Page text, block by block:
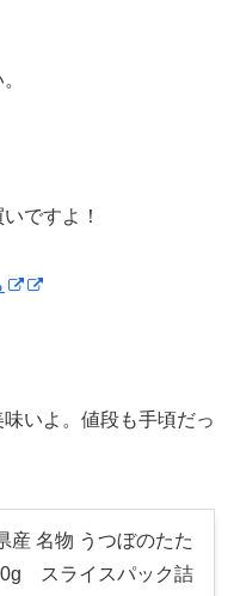
ですよ！
いよ。値段も手頃だっ
産 名物 うつぼのたた
スライスパック詰